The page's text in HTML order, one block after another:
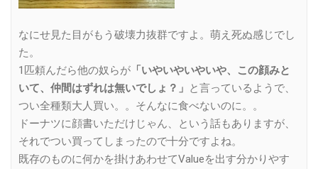
なにせ見た目がもう破壊力抜群ですよ。萌え死ぬ感じでし
た。
1匹頼んだら他の奴らが 「いやいやいやいや、この顔みと
いて、仲間はずれは無いでしょ？」 と言っているようで、
つい全種類大人買い。。そんなに食べないのに。。
ドーナツに顔書いただけじゃん、という話もありますが、
それでつい買ってしまったので十分ですよね。
既存のものに何かを掛けあわせてValueを出す分かりやす